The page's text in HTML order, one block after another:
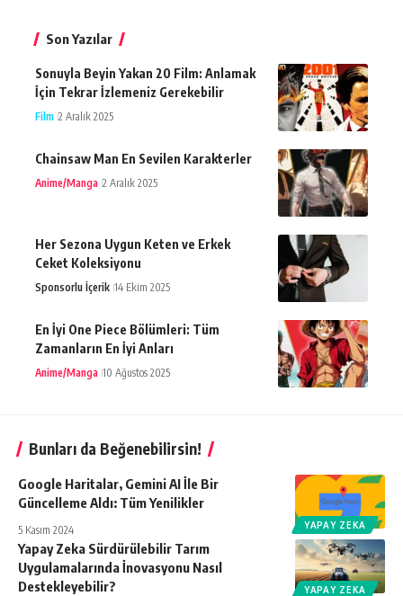
Son Yazılar
Sonuyla Beyin Yakan 20 Film: Anlamak
İçin Tekrar İzlemeniz Gerekebilir
Film 2 Aralık 2025
Chainsaw Man En Sevilen Karakterler
Anime/Manga 2 Aralık 2025
Her Sezona Uygun Keten ve Erkek
Ceket Koleksiyonu
Sponsorlu İçerik 14 Ekim 2025
En İyi One Piece Bölümleri: Tüm
Zamanların En İyi Anları
Anime/Manga 10 Ağustos 2025
Bunları da Beğenebilirsin!
YAPAY ZEKA
Google Haritalar, Gemini AI İle Bir
Güncelleme Aldı: Tüm Yenilikler
5 Kasım 2024
YAPAY ZEKA
Yapay Zeka Sürdürülebilir Tarım
Uygulamalarında İnovasyonu Nasıl
Destekleyebilir?